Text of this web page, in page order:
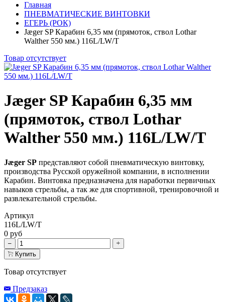
Главная
ПНЕВМАТИЧЕСКИЕ ВИНТОВКИ
ЕГЕРЬ (РОК)
Jæger SP Карабин 6,35 мм (прямоток, ствол Lothar
Walther 550 мм.) 116L/LW/T
Товар отсутствует
Jæger SP Карабин 6,35 мм
(прямоток, ствол Lothar
Walther 550 мм.) 116L/LW/T
Jæger SP представляют собой пневматическую винтовку,
производства Русской оружейной компании, в исполнении
Карабин. Винтовка предназначена для наработки первичных
навыков стрельбы, а так же для спортивной, тренировочной и
развлекательной стрельбы.
Артикул
116L/LW/T
0 руб
Купить
Товар отсутствует
Предзаказ